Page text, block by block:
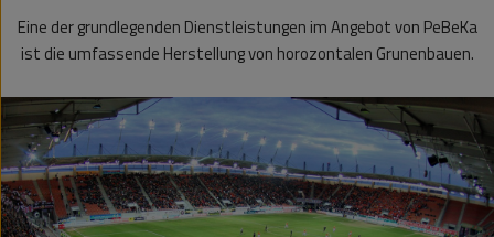
Eine der grundlegenden Dienstleistungen im Angebot von PeBeKa
ist die umfassende Herstellung von horozontalen Grunenbauen.